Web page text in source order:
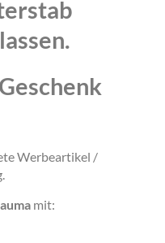
Werbeartikel /
mit: